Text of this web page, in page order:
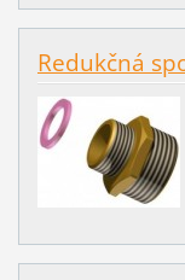
Redukčná